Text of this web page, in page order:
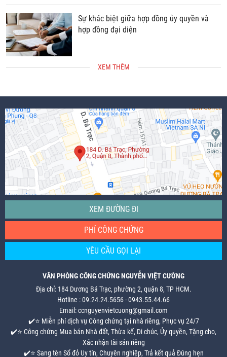
Sự khác biệt giữa hợp đồng ủy quyền và
hợp đồng đại diện
XEM THÊM
XEM ĐƯỜNG ĐI
PHÍ CÔNG CHỨNG
YÊU CẦU GỌI LẠI
VĂN PHÒNG CÔNG CHỨNG NGUYỄN VIỆT CƯỜNG
Địa chỉ: 184 Dương Bá Trạc, phường 2, quận 8, TP HCM.
Hotline : 09.24.24.5656 - 0943.55.44.66
Email: ccnguyenvietcuong@gmail.com
✔️⭐ Miễn phí dịch vụ Công chứng tại nhà riêng, Phục vụ 24/7
✔️⭐ Công chứng Mua bán Nhà đất, Thừa kế, Di chúc, Ủy quyền, Tặng cho,
Xác nhận tài sản riêng
✔️⭐ Sang tên Sổ đỏ Uy tín, Chuyên nghiệp, Trả kết quả Đúng hẹn